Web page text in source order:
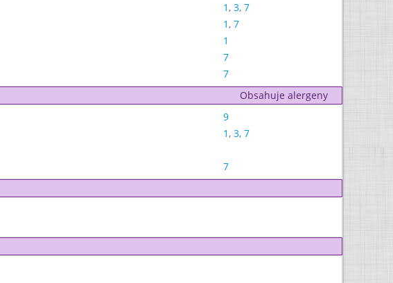
1, 3, 7
1, 7
1
7
7
Obsahuje alergeny
9
1, 3, 7
7